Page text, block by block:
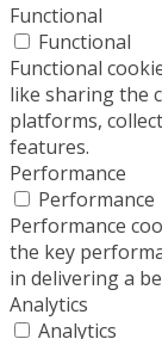
Functional
Functional
Functional
like sharing the
platforms,
features.
Performance
Performance
Performance
the key
in delivering a
Analytics
Analytics